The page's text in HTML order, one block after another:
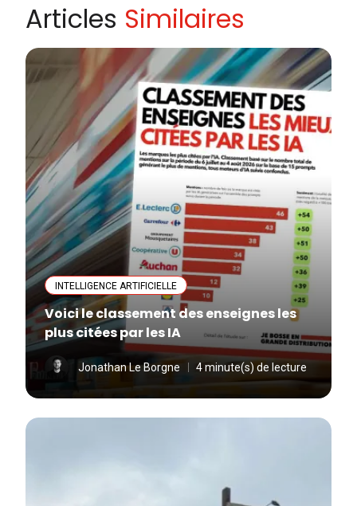
Articles Similaires
INTELLIGENCE ARTIFICIELLE
Voici le classement des enseignes les
plus citées par les IA
Jonathan Le Borgne 4 minute(s) de lecture